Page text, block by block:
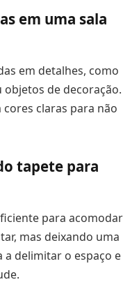
em uma sala
em detalhes, como
de decoração.
claras para não
tapete para
para acomodar
mas deixando uma
a delimitar o espaço e